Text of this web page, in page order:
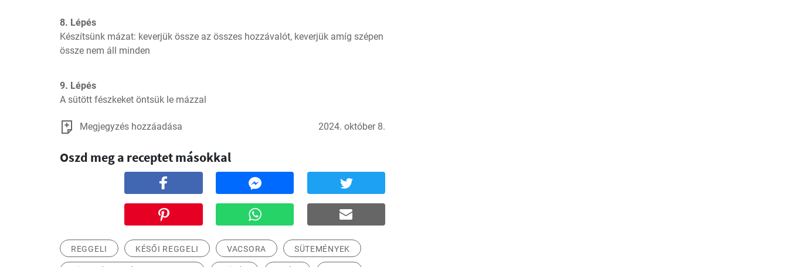
8. Lépés
Készítsünk mázat: keverjük össze az összes hozzávalót, keverjük amíg szépen
össze nem áll minden
9. Lépés
A sütött fészkeket öntsük le mázzal
Megjegyzés hozzáadása 2024. október 8.
Oszd meg a receptet másokkal
REGGELI KÉSŐI REGGELI VACSORA SÜTEMÉNYEK